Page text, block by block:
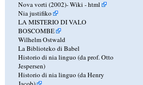
Nova vorti (2002)-Wiki -html
Nia justifiko
LA MISTERIO DI VALO
BOSCOMBE
Wilhelm Ostwald
La Biblioteko di Babel
Historio di nia linguo (da prof. Otto
Jespersen)
Historio di nia linguo (da Henry